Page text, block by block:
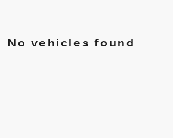
No vehicles found